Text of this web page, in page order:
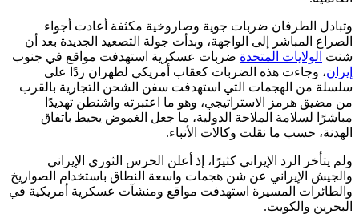
وتبادل الطرفان ضربات جوية وصاروخية مكثفة أعادت أجواء
الصراع المباشر إلى الواجهة، وبدأت جولة التصعيد الجديدة بعد أن
شنت الولايات المتحدةضربات عسكرية استهدفت مواقع في جنوب
إيران، وجاءت هذه الضربات كعقاب أمريكي لطهران ردًا على
سلسلة من الهجمات التي استهدفت سفن الشحن التجارية بالقرب
من مضيق هرمز الاستراتيجي، وهو ما اعتبرته واشنطن تهديدًا
مباشرًا لسلامة الملاحة الدولية، ما جعل الغموض يحيط باتفاق
الهدنة، حسب ما نقلت وكالات الأنباء.
ولم يتأخر الرد الإيراني كثيرًا، إذ أعلن الحرس الثوري الإيراني
والجيش الإيراني عن شن هجمات واسعة النطاق باستخدام الصواريخ
والطائرات المسيرة استهدفت مواقع ومنشآت عسكرية أمريكية في
البحرين والكويت.